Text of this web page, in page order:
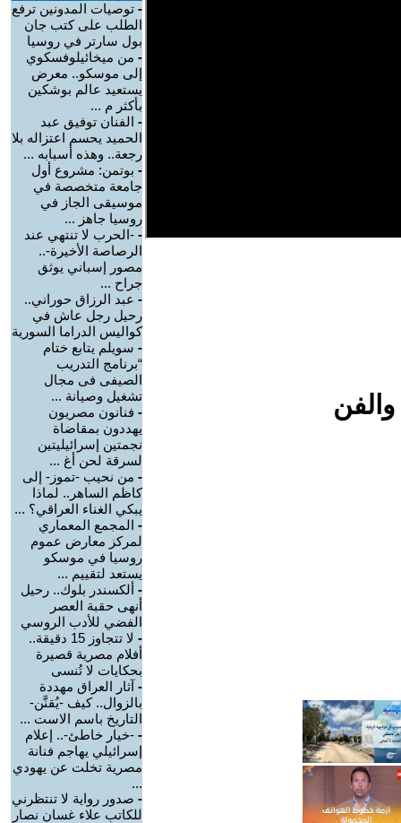
- توصيات المدونين ترفع
الطلب على كتب جان
بول سارتر في روسيا
- من ميخائيلوفسكوي
إلى موسكو.. معرض
يستعيد عالم بوشكين
بأكثر م ...
- الفنان توفيق عبد
الحميد يحسم اعتزاله بلا
رجعة.. وهذه أسبابه ...
- بوتمن: مشروع أول
جامعة متخصصة في
موسيقى الجاز في
روسيا جاهز ...
- -الحرب لا تنتهي عند
الرصاصة الأخيرة-..
مصور إسباني يوثق
جراح ...
- عبد الرزاق حوراني..
رحيل رجل عاش في
كواليس الدراما السورية
- سويلم يتابع ختام
“برنامج التدريب
الصيفى فى مجال
تشغيل وصيانة ...
- فنانون مصريون
يهددون بمقاضاة
نجمتين إسرائيليتين
لسرقة لحن أغ ...
- من نحيب -تموز- إلى
كاظم الساهر.. لماذا
يبكي الغناء العراقي؟ ...
- المجمع المعماري
لمركز معارض عموم
روسيا في موسكو
يستعد لتقييم ...
- ألكسندر بلوك.. رحيل
أنهى حقبة العصر
الفضي للأدب الروسي
-
لا تتجاوز 15 دقيقة..
أفلام مصرية قصيرة
بحكايات لا تُنسى
- آثار العراق مهددة
بالزوال.. كيف -يُقنَّن-
التاريخ باسم الاست ...
- -خيار خاطئ-.. إعلام
إسرائيلي يهاجم فنانة
مصرية تخلت عن يهودي
...
- صدور رواية لا تنتظرني
للكاتب علاء غسان نصار